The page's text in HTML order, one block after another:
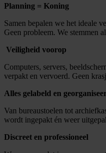
Planning = Koning
Samen bepalen we het ideale
Geen probleem. We stemmen
Veiligheid voorop
Computers, servers,
verpakt en vervoerd. Geen
Alles gelabeld en
Van bureaustoelen tot
wordt ingepakt én weer
Discreet en professioneel